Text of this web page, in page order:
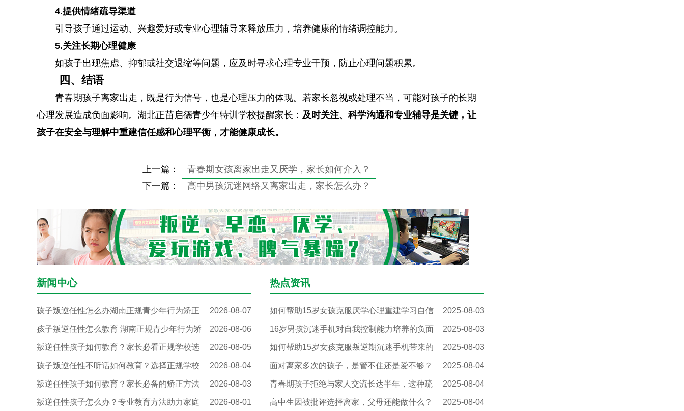
4.提供情绪疏导渠道
引导孩子通过运动、兴趣爱好或专业心理辅导来释放压力，培养健康的情绪调控能力。
5.关注长期心理健康
如孩子出现焦虑、抑郁或社交退缩等问题，应及时寻求心理专业干预，防止心理问题积累。
四、结语
青春期孩子离家出走，既是行为信号，也是心理压力的体现。若家长忽视或处理不当，可能对孩子的长期
心理发展造成负面影响。湖北正苗启德青少年特训学校提醒家长： 及时关注、科学沟通和专业辅导是关键，让
孩子在安全与理解中重建信任感和心理平衡，才能健康成长。
上一篇：
青春期女孩离家出走又厌学，家长如何介入？
下一篇：
高中男孩沉迷网络又离家出走，家长怎么办？
新闻中心
孩子叛逆任性怎么办湖南正规青少年行为矫正 2026-08-07
孩子叛逆任性怎么教育 湖南正规青少年行为矫 2026-08-06
叛逆任性孩子如何教育？家长必看正规学校选 2026-08-05
孩子叛逆任性不听话如何教育？选择正规学校 2026-08-04
叛逆任性孩子如何教育？家长必备的矫正方法 2026-08-03
叛逆任性孩子怎么办？专业教育方法助力家庭 2026-08-01
热点资讯
如何帮助15岁女孩克服厌学心理重建学习自信 2025-08-03
16岁男孩沉迷手机对自我控制能力培养的负面 2025-08-03
如何帮助15岁女孩克服叛逆期沉迷手机带来的 2025-08-03
面对离家多次的孩子，是管不住还是爱不够？ 2025-08-04
青春期孩子拒绝与家人交流长达半年，这种疏 2025-08-04
高中生因被批评选择离家，父母还能做什么？ 2025-08-04